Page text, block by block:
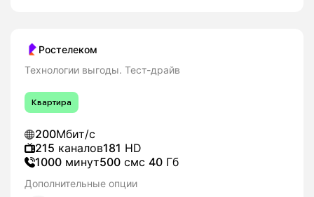
Ростелеком
Технологии выгоды. Тест-драйв
Квартира
200Мбит/с
215 каналов181 HD
1000 минут500 смс 40 Гб
Дополнительные опции